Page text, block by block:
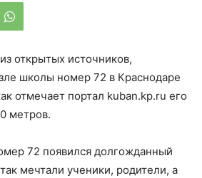
открытых источников,
школы номер 72 в Краснодаре
отмечает портал kuban.kp.ru его
метров.
72 появился долгожданный
мечтали ученики, родители, а